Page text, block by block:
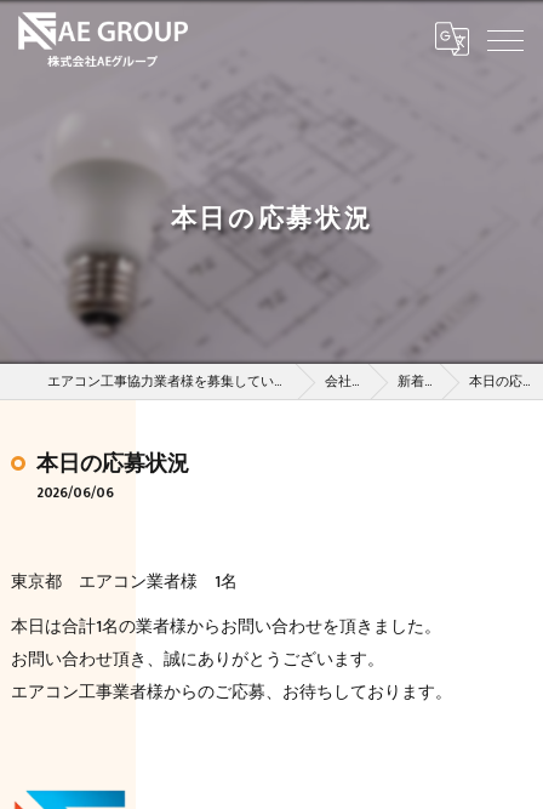
本日の応募状況
エアコン工事協力業者様を募集している株式会社AEグループ 会社概要 新着情報 本日の応募状況
本日の応募状況
2026/06/06
東京都 エアコン業者様 1名
本日は合計1名の業者様からお問い合わせを頂きました。
お問い合わせ頂き、誠にありがとうございます。
エアコン工事業者様からのご応募、お待ちしております。